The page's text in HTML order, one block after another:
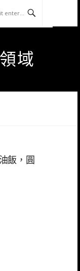
域
飯，圓